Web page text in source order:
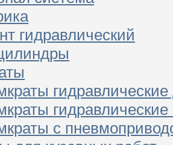
гидравлический
гидравлические
с